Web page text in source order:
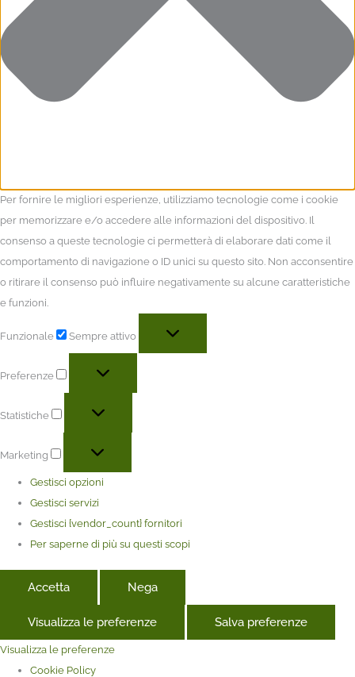
Per fornire le migliori esperienze, utilizziamo tecnologie come i cookie
per memorizzare e/o accedere alle informazioni del dispositivo. Il
consenso a queste tecnologie ci permetterà di elaborare dati come il
comportamento di navigazione o ID unici su questo sito. Non acconsentire
o ritirare il consenso può influire negativamente su alcune caratteristiche
e funzioni.
Funzionale Sempre attivo
Preferenze
Statistiche
Marketing
Gestisci opzioni
Gestisci servizi
Gestisci {vendor_count} fornitori
Per saperne di più su questi scopi
Accetta Nega
Visualizza le preferenze Salva preferenze
Visualizza le preferenze
Cookie Policy